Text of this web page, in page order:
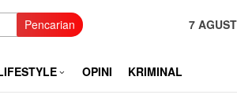
Pencarian 7
OPINI KRIMINAL